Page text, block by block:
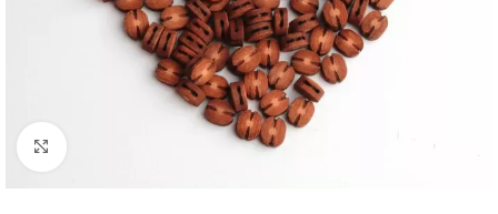
Нажмите, чтобы увеличить